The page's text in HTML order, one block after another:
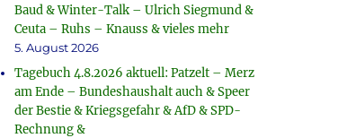
Baud & Winter-Talk – Ulrich Siegmund &
Ceuta – Ruhs – Knauss & vieles mehr
5. August 2026
Tagebuch 4.8.2026 aktuell: Patzelt – Merz
am Ende – Bundeshaushalt auch & Speer
der Bestie & Kriegsgefahr & AfD & SPD-
Rechnung &